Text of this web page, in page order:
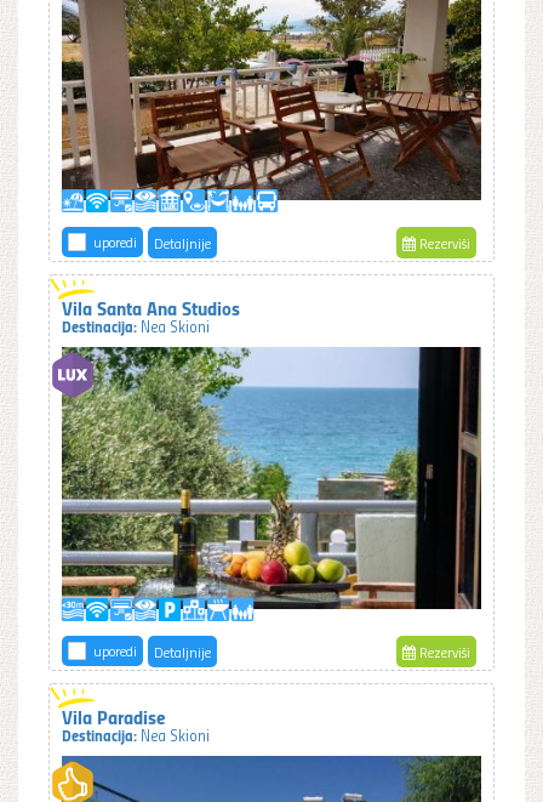
uporedi Detaljnije Rezerviši
Vila Santa Ana Studios
Destinacija: Nea Skioni
uporedi Detaljnije Rezerviši
Vila Paradise
Destinacija: Nea Skioni